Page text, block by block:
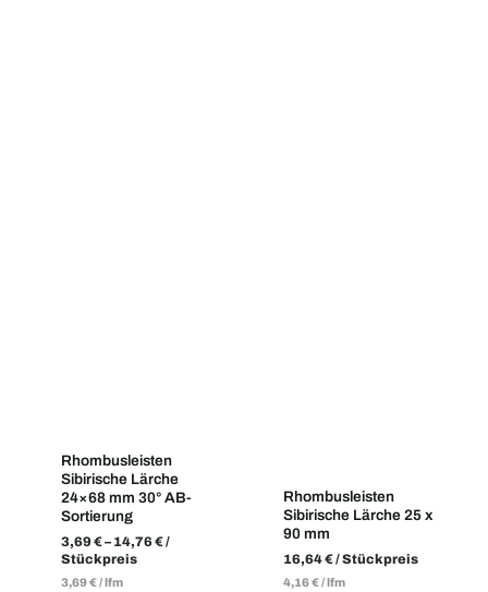
Rhombusleisten
Sibirische Lärche
24×68 mm 30° AB-
Sortierung
3,69€–14,76€/
Stückpreis
3,69€/lfm
Rhombusleisten
Sibirische Lärche 25 x
90 mm
16,64€/ Stückpreis
4,16€/lfm